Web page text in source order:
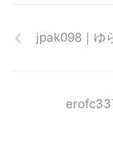
jpak098｜ゆ